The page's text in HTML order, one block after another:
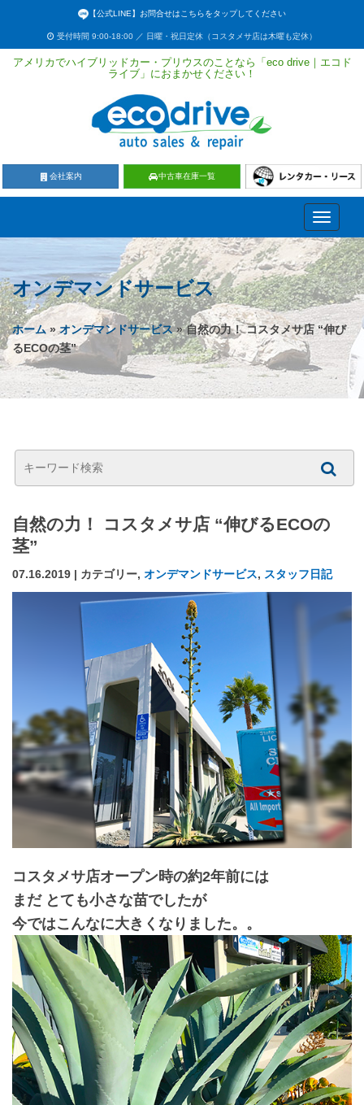
【公式LINE】お問合せはこちらをタップしてください
受付時間 9:00-18:00 ／ 日曜・祝日定休（コスタメサ店は木曜も定休）
アメリカでハイブリッドカー・プリウスのことなら「eco drive｜エコド
ライブ」におまかせください！
会社案内 中古車在庫一覧
Toggle
オンデマンドサービス
ホーム»オンデマンドサービス» 自然の力！ コスタメサ店 “伸び
るECOの茎”
自然の力！ コスタメサ店 “伸びるECOの
茎”
07.16.2019 | カテゴリー, オンデマンドサービス, スタッフ日記
コスタメサ店オープン時の約2年前には
まだ とても小さな苗でしたが
今ではこんなに大きくなりました。。